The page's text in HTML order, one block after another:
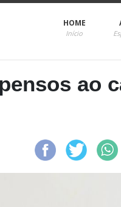
HOME
Início
ao